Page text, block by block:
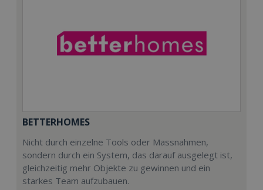
BETTERHOMES
Nicht durch einzelne Tools oder Massnahmen,
sondern durch ein System, das darauf ausgelegt ist,
gleichzeitig mehr Objekte zu gewinnen und ein
starkes Team aufzubauen.